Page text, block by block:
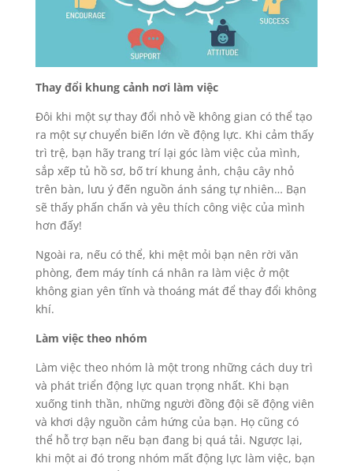
Thay đổi khung cảnh nơi làm việc
Đôi khi một sự thay đổi nhỏ về không gian có thể tạo
ra một sự chuyển biến lớn về động lực. Khi cảm thấy
trì trệ, bạn hãy trang trí lại góc làm việc của mình,
sắp xếp tủ hồ sơ, bố trí khung ảnh, chậu cây nhỏ
trên bàn, lưu ý đến nguồn ánh sáng tự nhiên… Bạn
sẽ thấy phấn chấn và yêu thích công việc của mình
hơn đấy!
Ngoài ra, nếu có thể, khi mệt mỏi bạn nên rời văn
phòng, đem máy tính cá nhân ra làm việc ở một
không gian yên tĩnh và thoáng mát để thay đổi không
khí.
Làm việc theo nhóm
Làm việc theo nhóm là một trong những cách duy trì
và phát triển động lực quan trọng nhất. Khi bạn
xuống tinh thần, những người đồng đội sẽ động viên
và khơi dậy nguồn cảm hứng của bạn. Họ cũng có
thể hỗ trợ bạn nếu bạn đang bị quá tải. Ngược lại,
khi một ai đó trong nhóm mất động lực làm việc, bạn